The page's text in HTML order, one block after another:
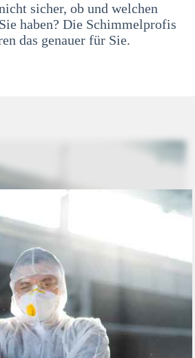
sicher, ob und welchen
haben? Die Schimmelprofis
das genauer für Sie.